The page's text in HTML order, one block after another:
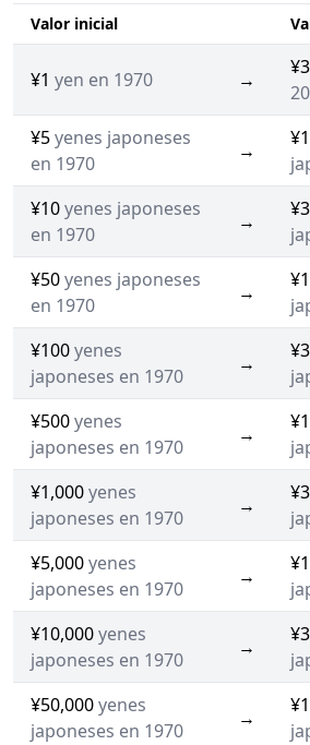
Valor inicial
¥1 yen en 1970 →
¥5yenes japoneses
en 1970
→
¥10yenes japoneses
en 1970
→
¥50yenes japoneses
en 1970
→
¥100yenes
japoneses en 1970
→
¥500yenes
japoneses en 1970
→
¥1,000yenes
japoneses en 1970
→
¥5,000yenes
japoneses en 1970
→
¥10,000yenes
japoneses en 1970
→
¥50,000yenes
japoneses en 1970
→